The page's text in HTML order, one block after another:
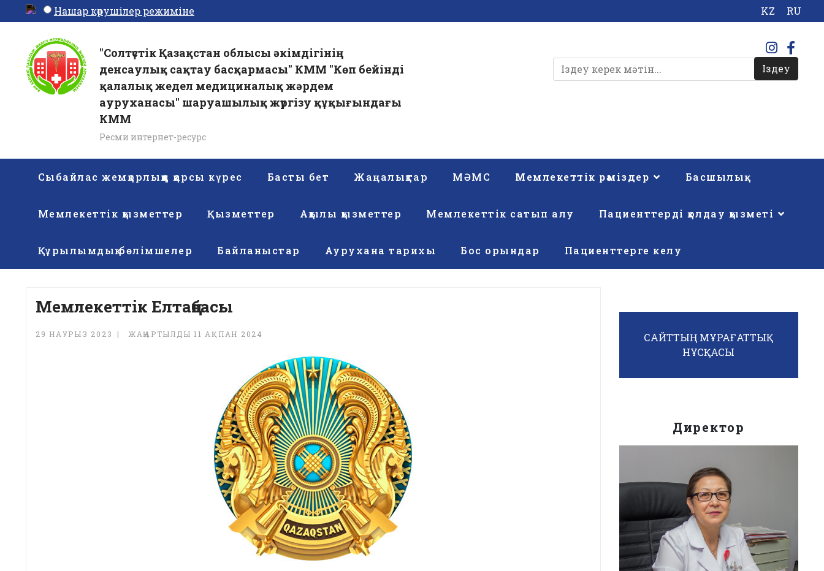
Нашар көрушілер режиміне KZ RU
"Солтүстік Қазақстан облысы әкімдігінің
денсаулық сақтау басқармасы" КММ "Көп бейінді
қалалық жедел медициналық жәрдем
ауруханасы" шаруашылық жүргізу құқығындағы
КММ
Ресми интернет-ресурс
Іздеу
Сыбайлас жемқорлыққа қарсы күрес Басты бет Жаңалықтар МӘМС Мемлекеттік рәміздер Басшылық
Мемлекеттік қызметтер Қызметтер Ақылы қызметтер Мемлекеттік сатып алу Пациенттерді қолдау қызметі
Құрылымдық бөлімшелер Байланыстар Аурухана тарихы Бос орындар Пациенттерге келу
Мемлекеттiк Елтаңбасы
29 НАУРЫЗ 2023 ЖАҢАРТЫЛДЫ 11 АҚПАН 2024
САЙТТЫҢ МҰРАҒАТТЫҚ
НҰСҚАСЫ
Директор